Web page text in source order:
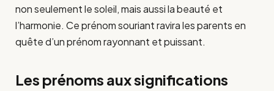
non seulement le soleil, mais aussi la beauté et
l’harmonie. Ce prénom souriant ravira les parents en
quête d’un prénom rayonnant et puissant.
Les prénoms aux significations